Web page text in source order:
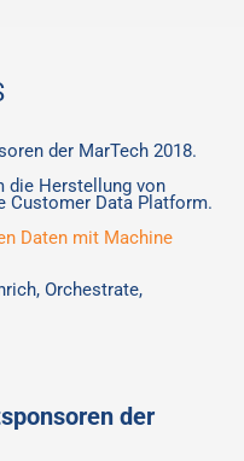
der MarTech 2018.
die Herstellung von
Customer Data Platform.
Daten mit Machine
Orchestrate,
der